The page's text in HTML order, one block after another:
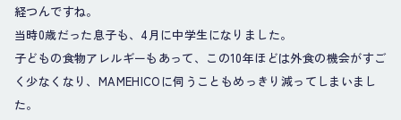
経つんですね。
当時0歳だった息子も、4月に中学生になりました。
子どもの食物アレルギーもあって、この10年ほどは外食の機会がすご
く少なくなり、MAMEHICOに伺うこともめっきり減ってしまいまし
た。